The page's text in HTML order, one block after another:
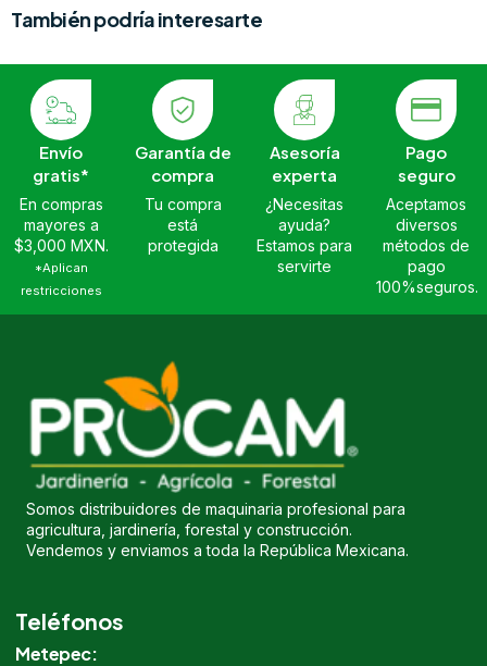
También podría interesarte
Envío
gratis*
En compras
mayores a
$3,000 MXN.
*Aplican
restricciones
Garantía de
compra
Tu compra
está
protegida
Asesoría
experta
¿Necesitas
ayuda?
Estamos para
servirte
Pago
seguro
Aceptamos
diversos
métodos de
pago
100%seguros.
Somos distribuidores de maquinaria profesional para
agricultura, jardinería, forestal y construcción.
Vendemos y enviamos a toda la República Mexicana.
Teléfonos
Metepec: